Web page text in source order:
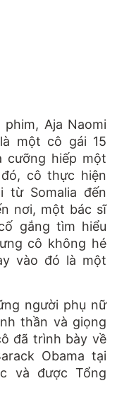
Aja Naomi
một cô gái 15
cưỡng hiếp một
cô thực hiện
từ Somalia đến
nơi, một bác sĩ
gắng tìm hiểu
cô không hé
vào đó là một
người phụ nữ
thần và giọng
đã trình bày về
Obama tại
và được Tổng